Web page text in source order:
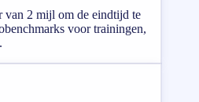
van 2 mijl om de eindtijd te
voor trainingen,